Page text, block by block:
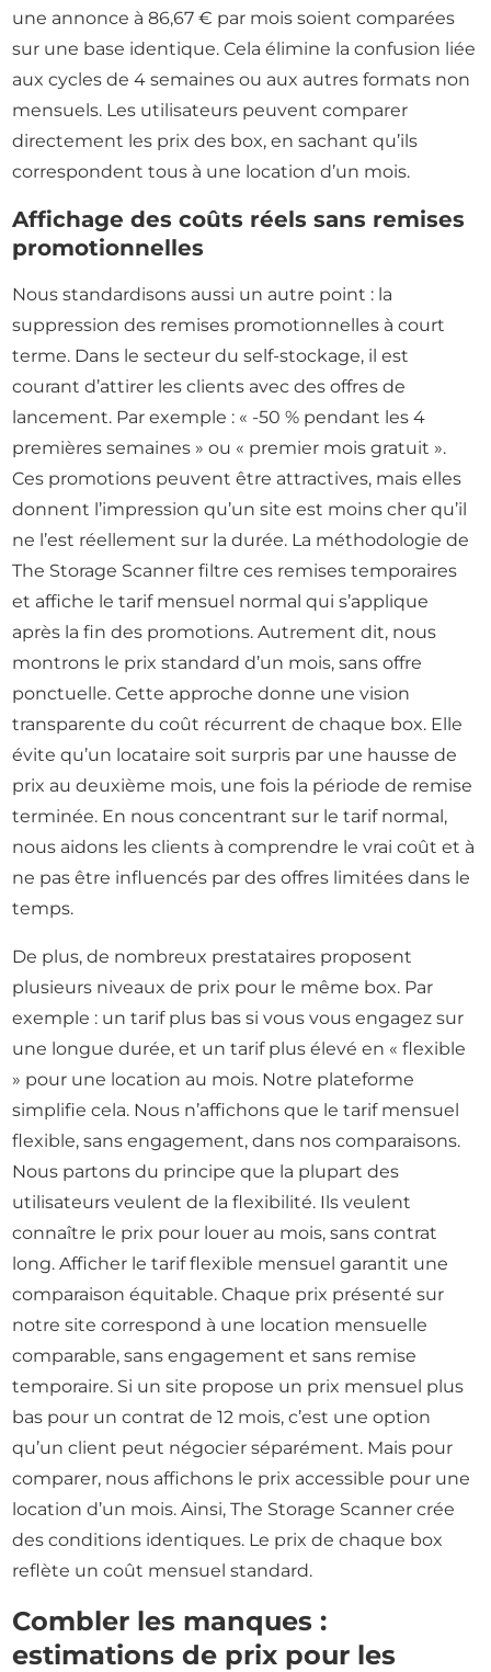
une annonce à 86,67 € par mois soient comparées
sur une base identique. Cela élimine la confusion liée
aux cycles de 4 semaines ou aux autres formats non
mensuels. Les utilisateurs peuvent comparer
directement les prix des box, en sachant qu’ils
correspondent tous à une location d’un mois.
Affichage des coûts réels sans remises
promotionnelles
Nous standardisons aussi un autre point : la
suppression des remises promotionnelles à court
terme. Dans le secteur du self-stockage, il est
courant d’attirer les clients avec des offres de
lancement. Par exemple : « -50 % pendant les 4
premières semaines » ou « premier mois gratuit ».
Ces promotions peuvent être attractives, mais elles
donnent l’impression qu’un site est moins cher qu’il
ne l’est réellement sur la durée. La méthodologie de
The Storage Scanner filtre ces remises temporaires
et affiche le tarif mensuel normal qui s’applique
après la fin des promotions. Autrement dit, nous
montrons le prix standard d’un mois, sans offre
ponctuelle. Cette approche donne une vision
transparente du coût récurrent de chaque box. Elle
évite qu’un locataire soit surpris par une hausse de
prix au deuxième mois, une fois la période de remise
terminée. En nous concentrant sur le tarif normal,
nous aidons les clients à comprendre le vrai coût et à
ne pas être influencés par des offres limitées dans le
temps.
De plus, de nombreux prestataires proposent
plusieurs niveaux de prix pour le même box. Par
exemple : un tarif plus bas si vous vous engagez sur
une longue durée, et un tarif plus élevé en « flexible
» pour une location au mois. Notre plateforme
simplifie cela. Nous n’affichons que le tarif mensuel
flexible, sans engagement, dans nos comparaisons.
Nous partons du principe que la plupart des
utilisateurs veulent de la flexibilité. Ils veulent
connaître le prix pour louer au mois, sans contrat
long. Afficher le tarif flexible mensuel garantit une
comparaison équitable. Chaque prix présenté sur
notre site correspond à une location mensuelle
comparable, sans engagement et sans remise
temporaire. Si un site propose un prix mensuel plus
bas pour un contrat de 12 mois, c’est une option
qu’un client peut négocier séparément. Mais pour
comparer, nous affichons le prix accessible pour une
location d’un mois. Ainsi, The Storage Scanner crée
des conditions identiques. Le prix de chaque box
reflète un coût mensuel standard.
Combler les manques :
estimations de prix pour les